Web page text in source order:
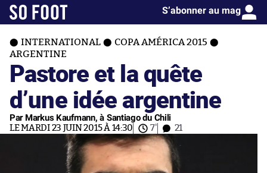
S’abonner au mag
INTERNATIONAL
COPA AMÉRICA 2015
ARGENTINE
Pastore et la quête
d’une idée argentine
Par Markus Kaufmann, à Santiago du Chili
LE MARDI 23 JUIN 2015 À 14:30 7' 21